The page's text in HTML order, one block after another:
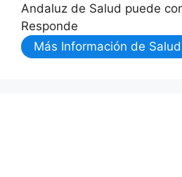
Andaluz de Salud puede
Responde
Más Información de